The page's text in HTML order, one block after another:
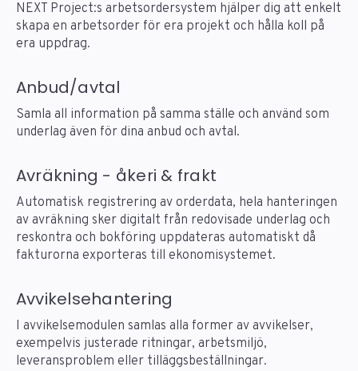
NEXT Project:s arbetsordersystem hjälper dig att enkelt
skapa en arbetsorder för era projekt och hålla koll på
era uppdrag.
Anbud/avtal
Samla all information på samma ställe och använd som
underlag även för dina anbud och avtal.
Avräkning - åkeri & frakt
Automatisk registrering av orderdata, hela hanteringen
av avräkning sker digitalt från redovisade underlag och
reskontra och bokföring uppdateras automatiskt då
fakturorna exporteras till ekonomisystemet.
Avvikelsehantering
I avvikelsemodulen samlas alla former av avvikelser,
exempelvis justerade ritningar, arbetsmiljö,
leveransproblem eller tilläggsbeställningar.